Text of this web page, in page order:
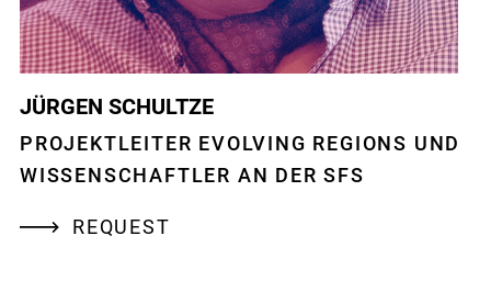
JÜRGEN SCHULTZE
PROJEKTLEITER EVOLVING REGIONS UND
WISSENSCHAFTLER AN DER SFS
REQUEST